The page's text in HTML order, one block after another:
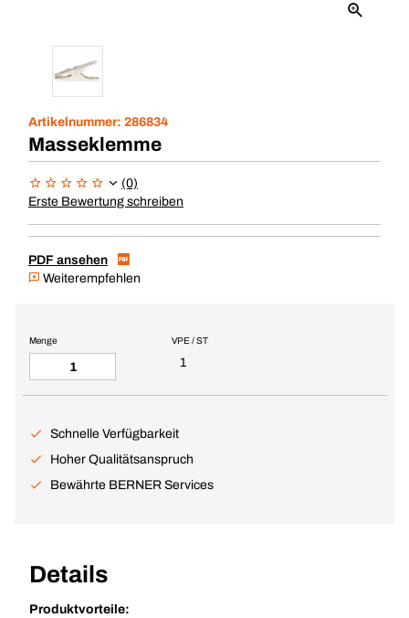
Artikelnummer: 286834
Masseklemme
(0)
Erste Bewertung schreiben
PDF ansehen
Weiterempfehlen
VPE / ST
1
Menge
Schnelle Verfügbarkeit
Hoher Qualitätsanspruch
Bewährte BERNER Services
Details
Produktvorteile: